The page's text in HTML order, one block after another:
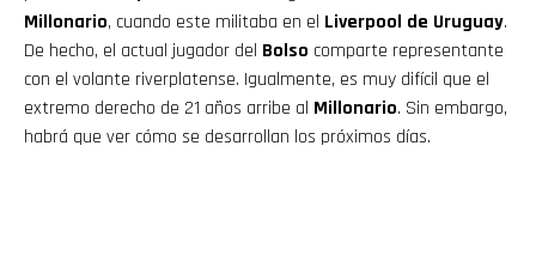
Millonario, cuando este militaba en el Liverpool de Uruguay.
De hecho, el actual jugador del Bolso comparte representante
con el volante riverplatense. Igualmente, es muy difícil que el
extremo derecho de 21 años arribe al Millonario. Sin embargo,
habrá que ver cómo se desarrollan los próximos días.